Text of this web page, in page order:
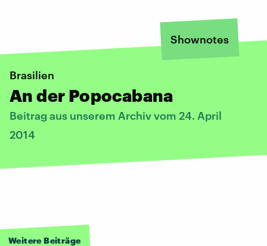
Shownotes
Brasilien
An der Popocabana
Beitrag aus unserem Archiv vom 24. April
2014
Weitere Beiträge